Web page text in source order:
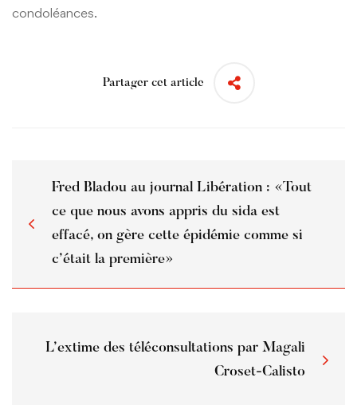
condoléances.
Partager cet article
Fred Bladou au journal Libération : «Tout
ce que nous avons appris du sida est
effacé, on gère cette épidémie comme si
c’était la première»
L’extime des téléconsultations par Magali
Croset-Calisto